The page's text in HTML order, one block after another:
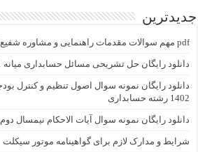
جدیدترین
pdf مهم سوالات مقدمات راهنمایی و مشاوره شفیع آبادی
دانلود رایگان حل تشریحی مسائل حسابداری میانه 1 جمشید اسکندری
1402 رشته حسابداری
دانلود رایگان نمونه سوال آیات الاحکام نیمسال دوم 98-97 رشته حقوق
شرایط و مدارک لازم برای گواهینامه موتور سیکلت